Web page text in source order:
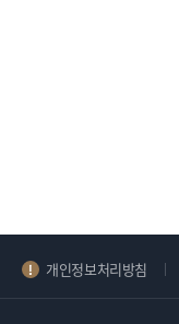
개인정보처리방침